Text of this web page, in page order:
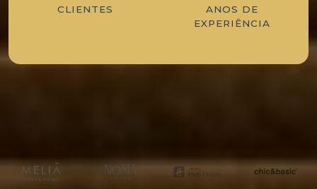
CLIENTES
ANOS DE
EXPERIÊNCIA